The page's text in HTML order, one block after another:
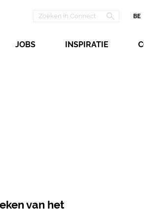
BE
JOBS INSPIRATIE
van het